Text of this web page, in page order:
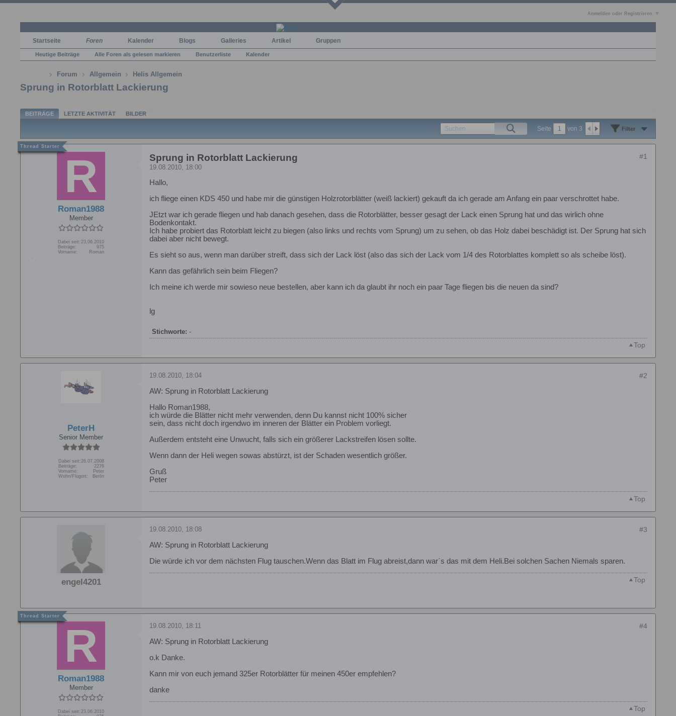
Anmelden oder Registrieren
Startseite Foren Kalender Blogs Galleries Artikel Gruppen
Heutige Beiträge Alle Foren als gelesen markieren Benutzerliste Kalender
Forum Allgemein Helis Allgemein
Sprung in Rotorblatt Lackierung
BEITRÄGE LETZTE AKTIVITÄT BILDER
Seite von 3 Filter
Roman1988
Member
Dabei seit: 23.06.2010
Beiträge:
975
Vorname:
Roman
#1
Sprung in Rotorblatt Lackierung
19.08.2010, 18:00
Hallo,
ich fliege einen KDS 450 und habe mir die günstigen Holzrotorblätter (weiß lackiert) gekauft da ich gerade am Anfang ein paar verschrottet habe.
JEtzt war ich gerade fliegen und hab danach gesehen, dass die Rotorblätter, besser gesagt der Lack einen Sprung hat und das wirlich ohne
Bodenkontakt.
Ich habe probiert das Rotorblatt leicht zu biegen (also links und rechts vom Sprung) um zu sehen, ob das Holz dabei beschädigt ist. Der Sprung hat sich
dabei aber nicht bewegt.
Es sieht so aus, wenn man darüber streift, dass sich der Lack löst (also das sich der Lack vom 1/4 des Rotorblattes komplett so als scheibe löst).
Kann das gefährlich sein beim Fliegen?
Ich meine ich werde mir sowieso neue bestellen, aber kann ich da glaubt ihr noch ein paar Tage fliegen bis die neuen da sind?
lg
Stichworte: -
Top
PeterH
Senior Member
Dabei seit:26.07.2008
Beiträge:
2276
Vorname:
Peter
Wohn/Flugort:
Berlin
#2
19.08.2010, 18:04
AW: Sprung in Rotorblatt Lackierung
Hallo Roman1988,
ich würde die Blätter nicht mehr verwenden, denn Du kannst nicht 100% sicher
sein, dass nicht doch irgendwo im inneren der Blätter ein Problem vorliegt.
Außerdem entsteht eine Unwucht, falls sich ein größerer Lackstreifen lösen sollte.
Wenn dann der Heli wegen sowas abstürzt, ist der Schaden wesentlich größer.
Gruß
Peter
Top
engel4201
#3
19.08.2010, 18:08
AW: Sprung in Rotorblatt Lackierung
Die würde ich vor dem nächsten Flug tauschen.Wenn das Blatt im Flug abreist,dann war`s das mit dem Heli.Bei solchen Sachen Niemals sparen.
Top
Roman1988
Member
Dabei seit: 23.06.2010
#4
19.08.2010, 18:11
AW: Sprung in Rotorblatt Lackierung
o.k Danke.
Kann mir von euch jemand 325er Rotorblätter für meinen 450er empfehlen?
danke
Top